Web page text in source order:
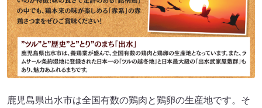
鹿児島県出水市は全国有数の鶏肉と鶏卵の生産地です。そ